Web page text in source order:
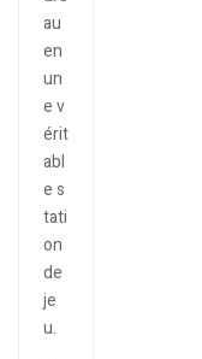
au
en
un
e v
érit
abl
e s
tati
on
de
je
u.